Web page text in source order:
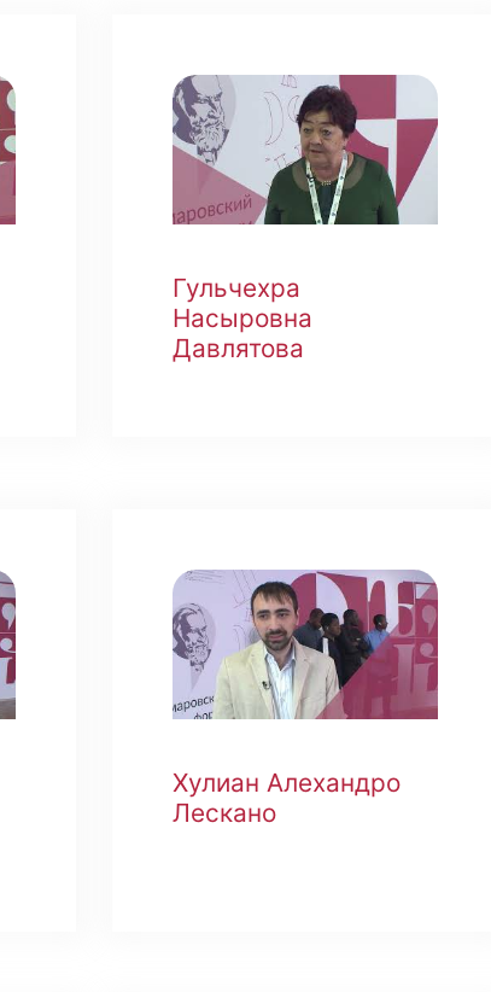
Гульчехра
Насыровна
Давлятова
Хулиан Алехандро
Лескано